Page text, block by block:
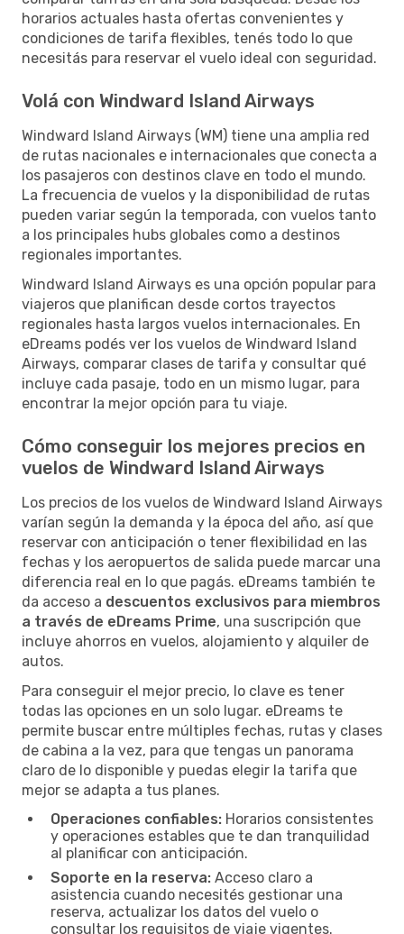
horarios actuales hasta ofertas convenientes y
condiciones de tarifa flexibles, tenés todo lo que
necesitás para reservar el vuelo ideal con seguridad.
Volá con Windward Island Airways
Windward Island Airways (WM) tiene una amplia red
de rutas nacionales e internacionales que conecta a
los pasajeros con destinos clave en todo el mundo.
La frecuencia de vuelos y la disponibilidad de rutas
pueden variar según la temporada, con vuelos tanto
a los principales hubs globales como a destinos
regionales importantes.
Windward Island Airways es una opción popular para
viajeros que planifican desde cortos trayectos
regionales hasta largos vuelos internacionales. En
eDreams podés ver los vuelos de Windward Island
Airways, comparar clases de tarifa y consultar qué
incluye cada pasaje, todo en un mismo lugar, para
encontrar la mejor opción para tu viaje.
Cómo conseguir los mejores precios en
vuelos de Windward Island Airways
Los precios de los vuelos de Windward Island Airways
varían según la demanda y la época del año, así que
reservar con anticipación o tener flexibilidad en las
fechas y los aeropuertos de salida puede marcar una
diferencia real en lo que pagás. eDreams también te
da acceso a descuentos exclusivos para miembros
a través de eDreams Prime, una suscripción que
incluye ahorros en vuelos, alojamiento y alquiler de
autos.
Para conseguir el mejor precio, lo clave es tener
todas las opciones en un solo lugar. eDreams te
permite buscar entre múltiples fechas, rutas y clases
de cabina a la vez, para que tengas un panorama
claro de lo disponible y puedas elegir la tarifa que
mejor se adapta a tus planes.
Operaciones confiables: Horarios consistentes
y operaciones estables que te dan tranquilidad
al planificar con anticipación.
Soporte en la reserva: Acceso claro a
asistencia cuando necesités gestionar una
reserva, actualizar los datos del vuelo o
consultar los requisitos de viaje vigentes.